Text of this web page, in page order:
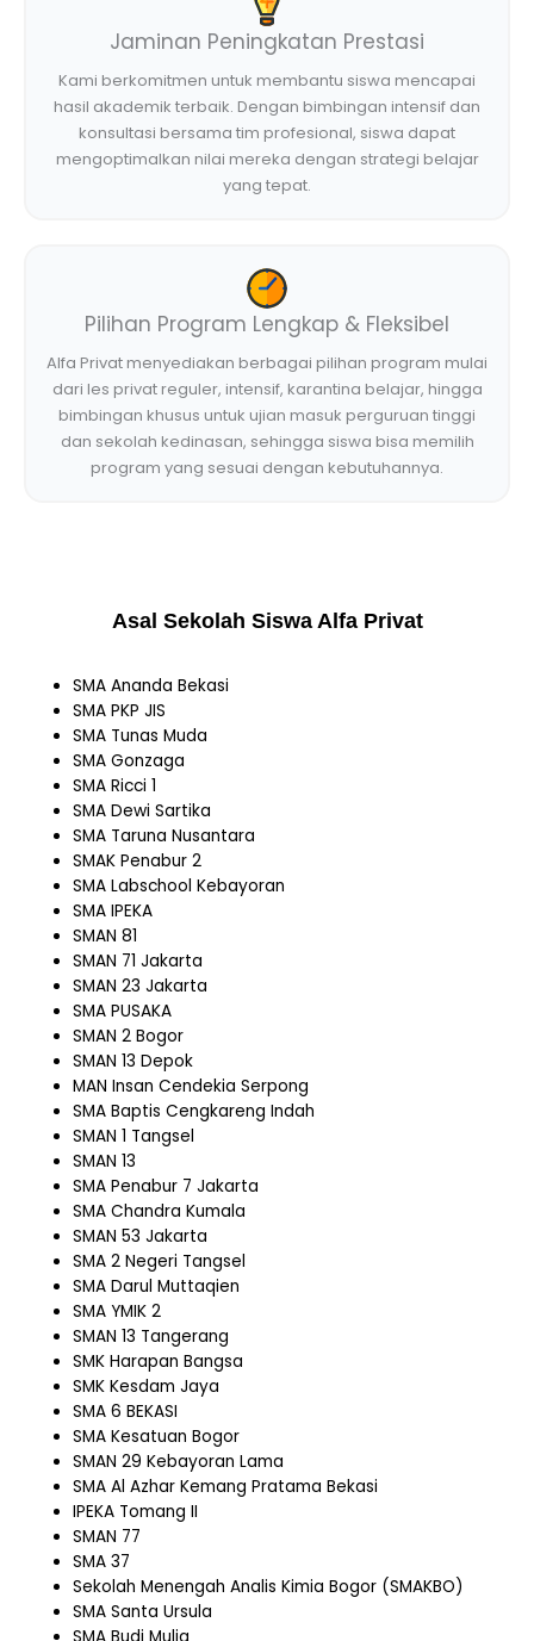
Jaminan Peningkatan Prestasi
Kami berkomitmen untuk membantu siswa mencapai
hasil akademik terbaik. Dengan bimbingan intensif dan
konsultasi bersama tim profesional, siswa dapat
mengoptimalkan nilai mereka dengan strategi belajar
yang tepat.
Pilihan Program Lengkap & Fleksibel
Alfa Privat menyediakan berbagai pilihan program mulai
dari les privat reguler, intensif, karantina belajar, hingga
bimbingan khusus untuk ujian masuk perguruan tinggi
dan sekolah kedinasan, sehingga siswa bisa memilih
program yang sesuai dengan kebutuhannya.
Asal Sekolah Siswa Alfa Privat
SMA Ananda Bekasi
SMA PKP JIS
SMA Tunas Muda
SMA Gonzaga
SMA Ricci 1
SMA Dewi Sartika
SMA Taruna Nusantara
SMAK Penabur 2
SMA Labschool Kebayoran
SMA IPEKA
SMAN 81
SMAN 71 Jakarta
SMAN 23 Jakarta
SMA PUSAKA
SMAN 2 Bogor
SMAN 13 Depok
MAN Insan Cendekia Serpong
SMA Baptis Cengkareng Indah
SMAN 1 Tangsel
SMAN 13
SMA Penabur 7 Jakarta
SMA Chandra Kumala
SMAN 53 Jakarta
SMA 2 Negeri Tangsel
SMA Darul Muttaqien
SMA YMIK 2
SMAN 13 Tangerang
SMK Harapan Bangsa
SMK Kesdam Jaya
SMA 6 BEKASI
SMA Kesatuan Bogor
SMAN 29 Kebayoran Lama
SMA Al Azhar Kemang Pratama Bekasi
IPEKA Tomang II
SMAN 77
SMA 37
Sekolah Menengah Analis Kimia Bogor (SMAKBO)
SMA Santa Ursula